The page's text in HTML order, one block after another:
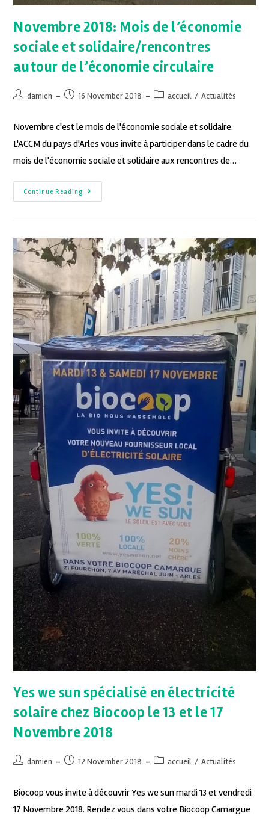
Novembre 2018: Mois de l’économie
sociale et solidaire/rencontres
autour de l’économie circulaire
damien 16 November 2018 accueil / Actualités
Novembre c'est le mois de l'économie sociale et solidaire.
L'ACCM du pays d'Arles vous invite à participer dans le cadre du
mois de l'économie sociale et solidaire aux rencontres de…
Continue Reading
Yes we sun spécialisé en électricité
solaire chez Biocoop le 13 et le 17
Novembre 2018
damien 12 November 2018 accueil / Actualités
Biocoop vous invite à découvrir Yes we sun mardi 13 et vendredi
17 Novembre 2018. Rendez vous dans votre Biocoop Camargue